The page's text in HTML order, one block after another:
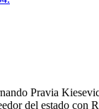
Pravia
del estado con